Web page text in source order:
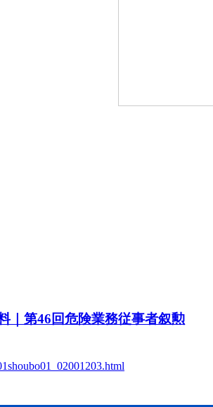
｜第46回危険業務従事者叙勲